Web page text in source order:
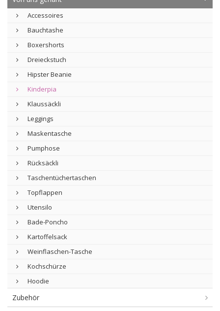
Accessoires
Bauchtashe
Boxershorts
Dreieckstuch
Hipster Beanie
Kinderpia
Klaussäckli
Leggings
Maskentasche
Pumphose
Rücksäckli
Taschentüchertaschen
Topflappen
Utensilo
Bade-Poncho
Kartoffelsack
Weinflaschen-Tasche
Kochschürze
Hoodie
Zubehör